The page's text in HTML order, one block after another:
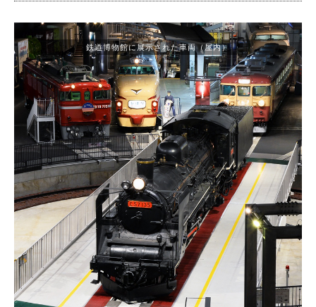
鉄道博物館に展示された車両（屋内）